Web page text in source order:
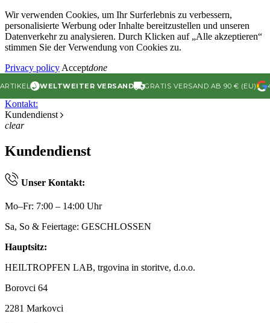
Wir verwenden Cookies, um Ihr Surferlebnis zu verbessern,
personalisierte Werbung oder Inhalte bereitzustellen und unseren
Datenverkehr zu analysieren. Durch Klicken auf „Alle akzeptieren“
stimmen Sie der Verwendung von Cookies zu.
Privacy policy Acceptdone
WELTWEITER VERSAND GRATIS VERSAND AB 90 € (EU) 4.9/
Kontakt:
Kundendienst
clear
Kundendienst
Unser Kontakt:
Mo–Fr: 7:00 – 14:00 Uhr
Sa, So & Feiertage: GESCHLOSSEN
Hauptsitz:
HEILTROPFEN LAB, trgovina in storitve, d.o.o.
Borovci 64
2281 Markovci